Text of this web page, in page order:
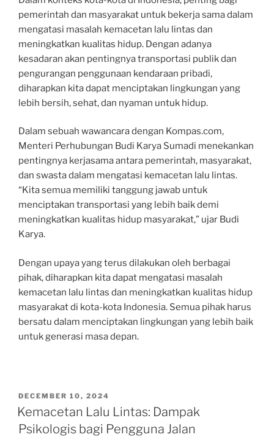
pemerintah dan masyarakat untuk bekerja sama dalam
mengatasi masalah kemacetan lalu lintas dan
meningkatkan kualitas hidup. Dengan adanya
kesadaran akan pentingnya transportasi publik dan
pengurangan penggunaan kendaraan pribadi,
diharapkan kita dapat menciptakan lingkungan yang
lebih bersih, sehat, dan nyaman untuk hidup.
Dalam sebuah wawancara dengan Kompas.com,
Menteri Perhubungan Budi Karya Sumadi menekankan
pentingnya kerjasama antara pemerintah, masyarakat,
dan swasta dalam mengatasi kemacetan lalu lintas.
“Kita semua memiliki tanggung jawab untuk
menciptakan transportasi yang lebih baik demi
meningkatkan kualitas hidup masyarakat,” ujar Budi
Karya.
Dengan upaya yang terus dilakukan oleh berbagai
pihak, diharapkan kita dapat mengatasi masalah
kemacetan lalu lintas dan meningkatkan kualitas hidup
masyarakat di kota-kota Indonesia. Semua pihak harus
bersatu dalam menciptakan lingkungan yang lebih baik
untuk generasi masa depan.
POSTED
ON
DECEMBER 10, 2024
Kemacetan Lalu Lintas: Dampak
Psikologis bagi Pengguna Jalan